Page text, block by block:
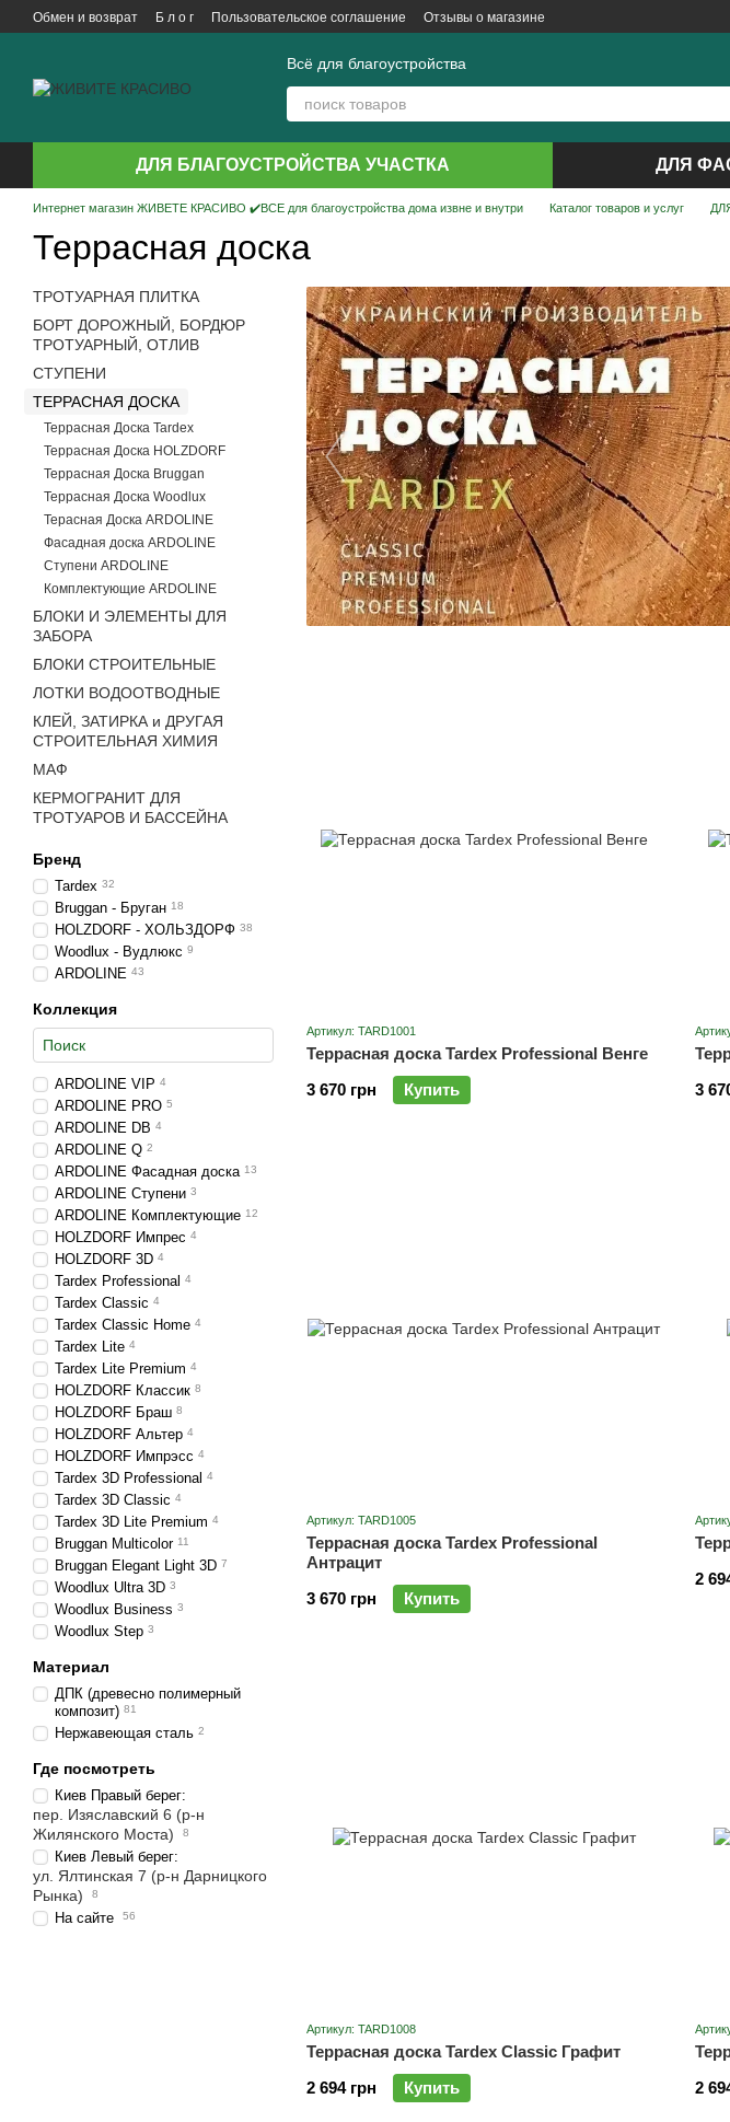
Перейти к основному контенту
Обмен и возврат Б л о г Пользовательское соглашение Отзывы о магазине
Всё для благоустройства
ДЛЯ БЛАГОУСТРОЙСТВА УЧАСТКА ДЛЯ
Интернет магазин ЖИВЕТЕ КРАСИВО ✔️ВСЕ для благоустройства дома извне и внутри Каталог товаров и услуг
Террасная доска
Артикул: TARD1001
Террасная доска Tardex Professional Венге
3 670 грн
Купить
3
Артикул: TARD1005
Террасная доска Tardex Professional
Антрацит
3 670 грн
Купить
2
Артикул: TARD1008
Террасная доска Tardex Classic Графит
2 694 грн
Купить
2
ТРОТУАРНАЯ ПЛИТКА
БОРТ ДОРОЖНЫЙ, БОРДЮР
ТРОТУАРНЫЙ, ОТЛИВ
СТУПЕНИ
ТЕРРАСНАЯ ДОСКА
Террасная Доска Tardex
Террасная Доска HOLZDORF
Террасная Доска Bruggan
Террасная Доска Woodlux
Терасная Доска ARDOLINE
Фасадная доска ARDOLINE
Ступени ARDOLINE
Комплектующие ARDOLINE
БЛОКИ И ЭЛЕМЕНТЫ ДЛЯ
ЗАБОРА
БЛОКИ СТРОИТЕЛЬНЫЕ
ЛОТКИ ВОДООТВОДНЫЕ
КЛЕЙ, ЗАТИРКА и ДРУГАЯ
СТРОИТЕЛЬНАЯ ХИМИЯ
МАФ
КЕРМОГРАНИТ ДЛЯ
ТРОТУАРОВ И БАССЕЙНА
Бренд
Tardex 32
Bruggan - Бруган 18
HOLZDORF - ХОЛЬЗДОРФ 38
Woodlux - Вудлюкс 9
ARDOLINE 43
Коллекция
ARDOLINE VIP 4
ARDOLINE PRO 5
ARDOLINE DB 4
ARDOLINE Q 2
ARDOLINE Фасадная доска 13
ARDOLINE Ступени 3
ARDOLINE Комплектующие 12
HOLZDORF Импрес 4
HOLZDORF 3D 4
Tardex Professional 4
Tardex Classic 4
Tardex Classic Home 4
Tardex Lite 4
Tardex Lite Premium 4
HOLZDORF Классик 8
HOLZDORF Браш 8
HOLZDORF Альтер 4
HOLZDORF Импрэсс 4
Tardex 3D Professional 4
Tardex 3D Classic 4
Tardex 3D Lite Premium 4
Bruggan Multicolor 11
Bruggan Elegant Light 3D 7
Woodlux Ultra 3D 3
Woodlux Business 3
Woodlux Step 3
Материал
ДПК (древесно полимерный
композит) 81
Нержавеющая сталь 2
Где посмотреть
Киев Правый берег:
пер. Изяславский 6 (р-н
Жилянского Моста)
8
Киев Левый берег:
ул. Ялтинская 7 (р-н Дарницкого
Рынка)
8
На сайте 56